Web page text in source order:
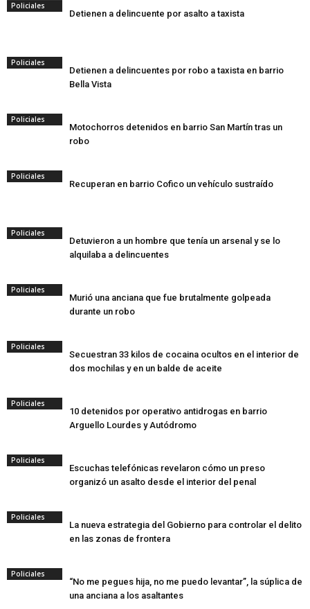
Policiales
Detienen a delincuente por asalto a taxista
Policiales
Detienen a delincuentes por robo a taxista en barrio
Bella Vista
Policiales
Motochorros detenidos en barrio San Martín tras un
robo
Policiales
Recuperan en barrio Cofico un vehículo sustraído
Policiales
Detuvieron a un hombre que tenía un arsenal y se lo
alquilaba a delincuentes
Policiales
Murió una anciana que fue brutalmente golpeada
durante un robo
Policiales
Secuestran 33 kilos de cocaina ocultos en el interior de
dos mochilas y en un balde de aceite
Policiales
10 detenidos por operativo antidrogas en barrio
Arguello Lourdes y Autódromo
Policiales
Escuchas telefónicas revelaron cómo un preso
organizó un asalto desde el interior del penal
Policiales
La nueva estrategia del Gobierno para controlar el delito
en las zonas de frontera
Policiales
“No me pegues hija, no me puedo levantar”, la súplica de
una anciana a los asaltantes